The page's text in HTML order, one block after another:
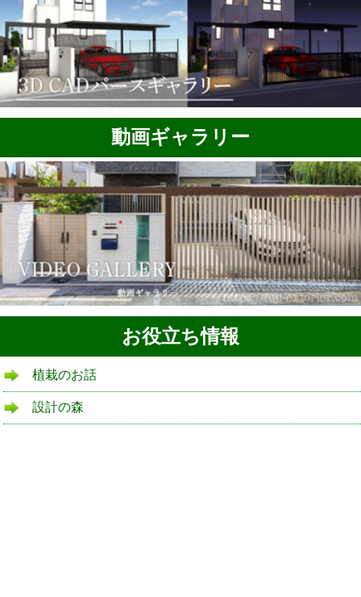
動画ギャラリー
お役立ち情報
植栽のお話
設計の森